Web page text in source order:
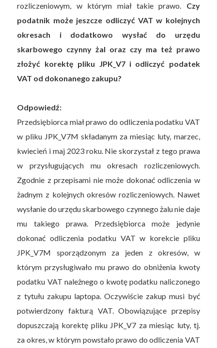
rozliczeniowym, w którym miał takie prawo. Czy
podatnik może jeszcze odliczyć VAT w kolejnych
okresach i dodatkowo wysłać do urzędu
skarbowego czynny żal oraz czy ma też prawo
złożyć korektę pliku JPK_V7 i odliczyć podatek
VAT od dokonanego zakupu?
Odpowiedź:
Przedsiębiorca miał prawo do odliczenia podatku VAT
w pliku JPK_V7M składanym za miesiąc luty, marzec,
kwiecień i maj 2023 roku. Nie skorzystał z tego prawa
w przysługujących mu okresach rozliczeniowych.
Zgodnie z przepisami nie może dokonać odliczenia w
żadnym z kolejnych okresów rozliczeniowych. Nawet
wysłanie do urzędu skarbowego czynnego żalu nie daje
mu takiego prawa. Przedsiębiorca może jedynie
dokonać odliczenia podatku VAT w korekcie pliku
JPK_V7M sporządzonym za jeden z okresów, w
którym przysługiwało mu prawo do obniżenia kwoty
podatku VAT należnego o kwotę podatku naliczonego
z tytułu zakupu laptopa. Oczywiście zakup musi być
potwierdzony fakturą VAT. Obowiązujące przepisy
dopuszczają korektę pliku JPK_V7 za miesiąc luty, tj.
za okres, w którym powstało prawo do odliczenia VAT